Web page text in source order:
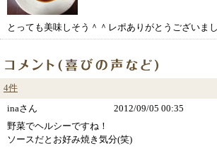
とっても美味しそう＾＾レポありがとうございま
4件
inaさん
2012/09/05 00:35
野菜でヘルシーですね！
ソースだとお好み焼き気分(笑)